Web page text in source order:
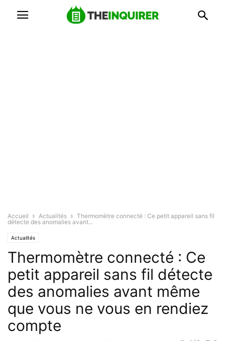
Accueil Actualités
Thermomètre connecté : Ce petit appareil sans fil
détecte des anomalies avant...
Actualités
Thermomètre connecté : Ce
petit appareil sans fil détecte
des anomalies avant même
que vous ne vous en rendiez
compte